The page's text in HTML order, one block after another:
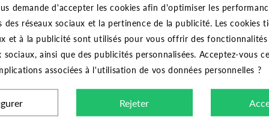
lorsque vous souhaitez raccorder votre coffret de
maxi de 50V et une intensité maxi de 0.5A.
demande d'accepter les cookies afin d'optimiser les
réseaux sociaux et la pertinence de la publicité. Les cookies
et à la publicité sont utilisés pour vous offrir des
sociaux, ainsi que des publicités personnalisées. Acceptez-vous
associées à l'utilisation de vos données personnelles ?
Rejeter